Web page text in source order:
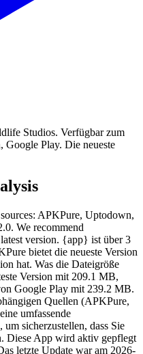
Studios. Verfügbar zum
Google Play. Die neueste
APKPure, Uptodown,
We recommend
version. {app} ist über 3
bietet die neueste Version
hat. Was die Dateigröße
Version mit 209.1 MB,
Google Play mit 239.2 MB.
Quellen (APKPure,
umfassende
sicherzustellen, dass Sie
Diese App wird aktiv gepflegt
letzte Update war am 2026-